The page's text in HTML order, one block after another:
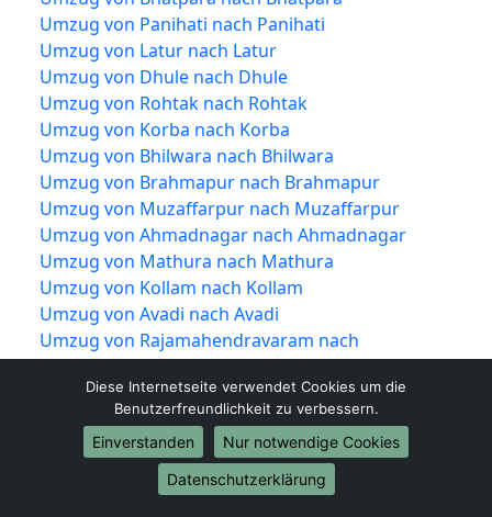
Umzug von Panihati nach Panihati
Umzug von Latur nach Latur
Umzug von Dhule nach Dhule
Umzug von Rohtak nach Rohtak
Umzug von Korba nach Korba
Umzug von Bhilwara nach Bhilwara
Umzug von Brahmapur nach Brahmapur
Umzug von Muzaffarpur nach Muzaffarpur
Umzug von Ahmadnagar nach Ahmadnagar
Umzug von Mathura nach Mathura
Umzug von Kollam nach Kollam
Umzug von Avadi nach Avadi
Umzug von Rajamahendravaram nach
Rajamahendravaram
Umzug von Kadapa nach Kadapa
Umzug von Kamarhati nach Kamarhati
Umzug von Bilaspur nach Bilaspur
Umzug von Shahjahanpur nach Shahjahanpur
Umzug von Vijayapura nach Vijayapura
Diese Internetseite verwendet Cookies um die
Benutzerfreundlichkeit zu verbessern.
Einverstanden
Nur notwendige Cookies
Datenschutzerklärung